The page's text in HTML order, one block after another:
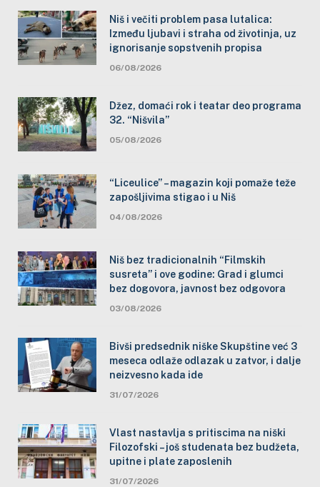
Niš i večiti problem pasa lutalica:
Između ljubavi i straha od životinja, uz
ignorisanje sopstvenih propisa
06/08/2026
Džez, domaći rok i teatar deo programa
32. “Nišvila”
05/08/2026
“Liceulice” – magazin koji pomaže teže
zapošljivima stigao i u Niš
04/08/2026
Niš bez tradicionalnih “Filmskih
susreta” i ove godine: Grad i glumci
bez dogovora, javnost bez odgovora
03/08/2026
Bivši predsednik niške Skupštine već 3
meseca odlaže odlazak u zatvor, i dalje
neizvesno kada ide
31/07/2026
Vlast nastavlja s pritiscima na niški
Filozofski – još studenata bez budžeta,
upitne i plate zaposlenih
31/07/2026